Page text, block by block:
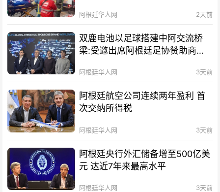
阿根廷华人网 2天前
双鹿电池以足球搭建中阿交流桥
梁:受邀出席阿根廷足协赞助商招
阿根廷华人网 3天前
阿根廷航空公司连续两年盈利 首
次交纳所得税
阿根廷华人网 3天前
阿根廷央行外汇储备增至500亿美
元 达近7年来最高水平
阿根廷华人网 3天前